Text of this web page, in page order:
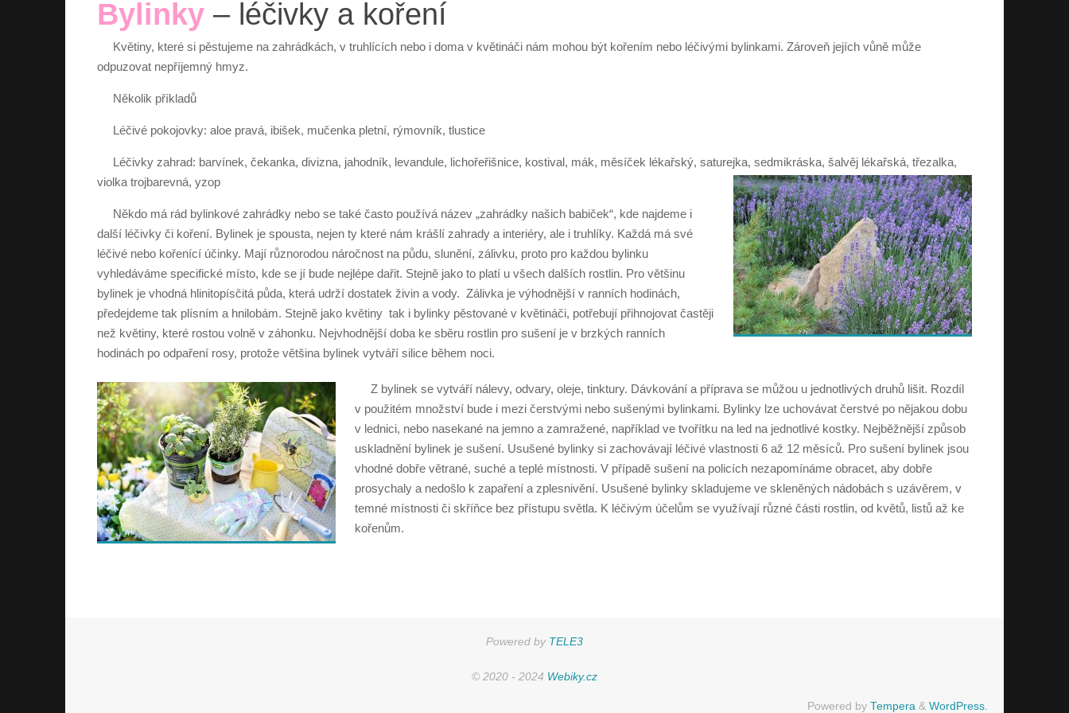
Bylinky – léčivky a koření
Květiny, které si pěstujeme na zahrádkách, v truhlících nebo i doma v květináči nám mohou být kořením nebo léčivými bylinkami. Zároveň jejích vůně může
odpuzovat nepříjemný hmyz.
Několik příkladů
Léčivé pokojovky: aloe pravá, ibišek, mučenka pletní, rýmovník, tlustice
Léčivky zahrad: barvínek, čekanka, divizna, jahodník, levandule, lichořeřišnice, kostival, mák, měsíček lékařský, saturejka, sedmikráska, šalvěj lékařská, třezalka,
violka trojbarevná, yzop
Někdo má rád bylinkové zahrádky nebo se také často používá název „zahrádky našich babiček“, kde najdeme i
další léčivky či koření. Bylinek je spousta, nejen ty které nám krášlí zahrady a interiéry, ale i truhlíky. Každá má své
léčivé nebo kořenící účinky. Mají různorodou náročnost na půdu, slunění, zálivku, proto pro každou bylinku
vyhledáváme specifické místo, kde se jí bude nejlépe dařit. Stejně jako to platí u všech dalších rostlin. Pro většinu
bylinek je vhodná hlinitopísčitá půda, která udrží dostatek živin a vody. Zálivka je výhodnější v ranních hodinách,
předejdeme tak plísním a hnilobám. Stejně jako květiny tak i bylinky pěstované v květináči, potřebují přihnojovat častěji
než květiny, které rostou volně v záhonku. Nejvhodnější doba ke sběru rostlin pro sušení je v brzkých ranních
hodinách po odpaření rosy, protože většina bylinek vytváří silice během noci.
Z bylinek se vytváří nálevy, odvary, oleje, tinktury. Dávkování a příprava se můžou u jednotlivých druhů lišit. Rozdíl
v použitém množství bude i mezi čerstvými nebo sušenými bylinkami. Bylinky lze uchovávat čerstvé po nějakou dobu
v lednici, nebo nasekané na jemno a zamražené, například ve tvořítku na led na jednotlivé kostky. Nejběžnější způsob
uskladnění bylinek je sušení. Usušené bylinky si zachovávají léčivé vlastnosti 6 až 12 měsíců. Pro sušení bylinek jsou
vhodné dobře větrané, suché a teplé místnosti. V případě sušení na policích nezapomínáme obracet, aby dobře
prosychaly a nedošlo k zapaření a zplesnivění. Usušené bylinky skladujeme ve skleněných nádobách s uzávěrem, v
temné místnosti či skříňce bez přístupu světla. K léčivým účelům se využívají různé části rostlin, od květů, listů až ke
kořenům.
Powered by TELE3
© 2020 - 2024 Webiky.cz
Powered by Tempera & WordPress.